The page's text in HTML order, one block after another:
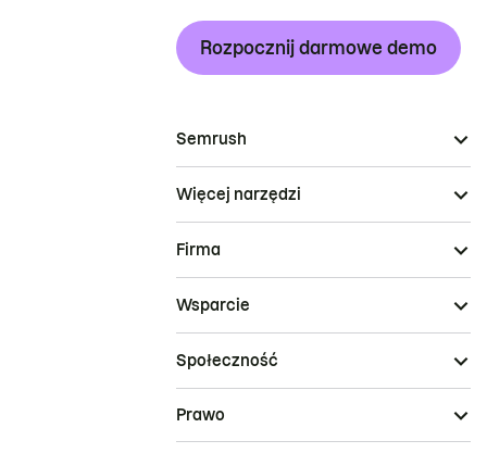
Rozpocznij darmowe demo
Semrush
Więcej narzędzi
Firma
Wsparcie
Społeczność
Prawo